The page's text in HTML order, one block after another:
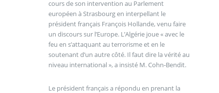
cours de son intervention au Parlement
européen à Strasbourg en interpellant le
président français François Hollande, venu faire
un discours sur l’Europe. L’Algérie joue « avec le
feu en s’attaquant au terrorisme et en le
soutenant d’un autre côté. Il faut dire la vérité au
niveau international », a insisté M. Cohn‑Bendit.
Le président français a répondu en prenant la